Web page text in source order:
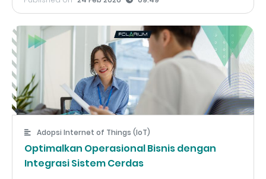
Adopsi Internet of Things (IoT)
Optimalkan Operasional Bisnis dengan
Integrasi Sistem Cerdas